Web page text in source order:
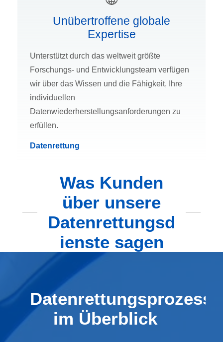
Unübertroffene globale
Expertise
Unterstützt durch das weltweit größte
Forschungs- und Entwicklungsteam verfügen
wir über das Wissen und die Fähigkeit, Ihre
individuellen
Datenwiederherstellungsanforderungen zu
erfüllen.
Datenrettung
Was Kunden
über unsere
Datenrettungsd
ienste sagen
Datenrettungsprozess
im Überblick